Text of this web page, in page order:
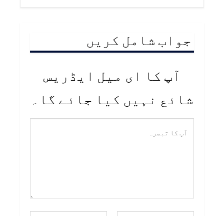
جواب شامل کریں
آپ کا ای میل ایڈریس
شائع نہیں کیا جائے گا۔